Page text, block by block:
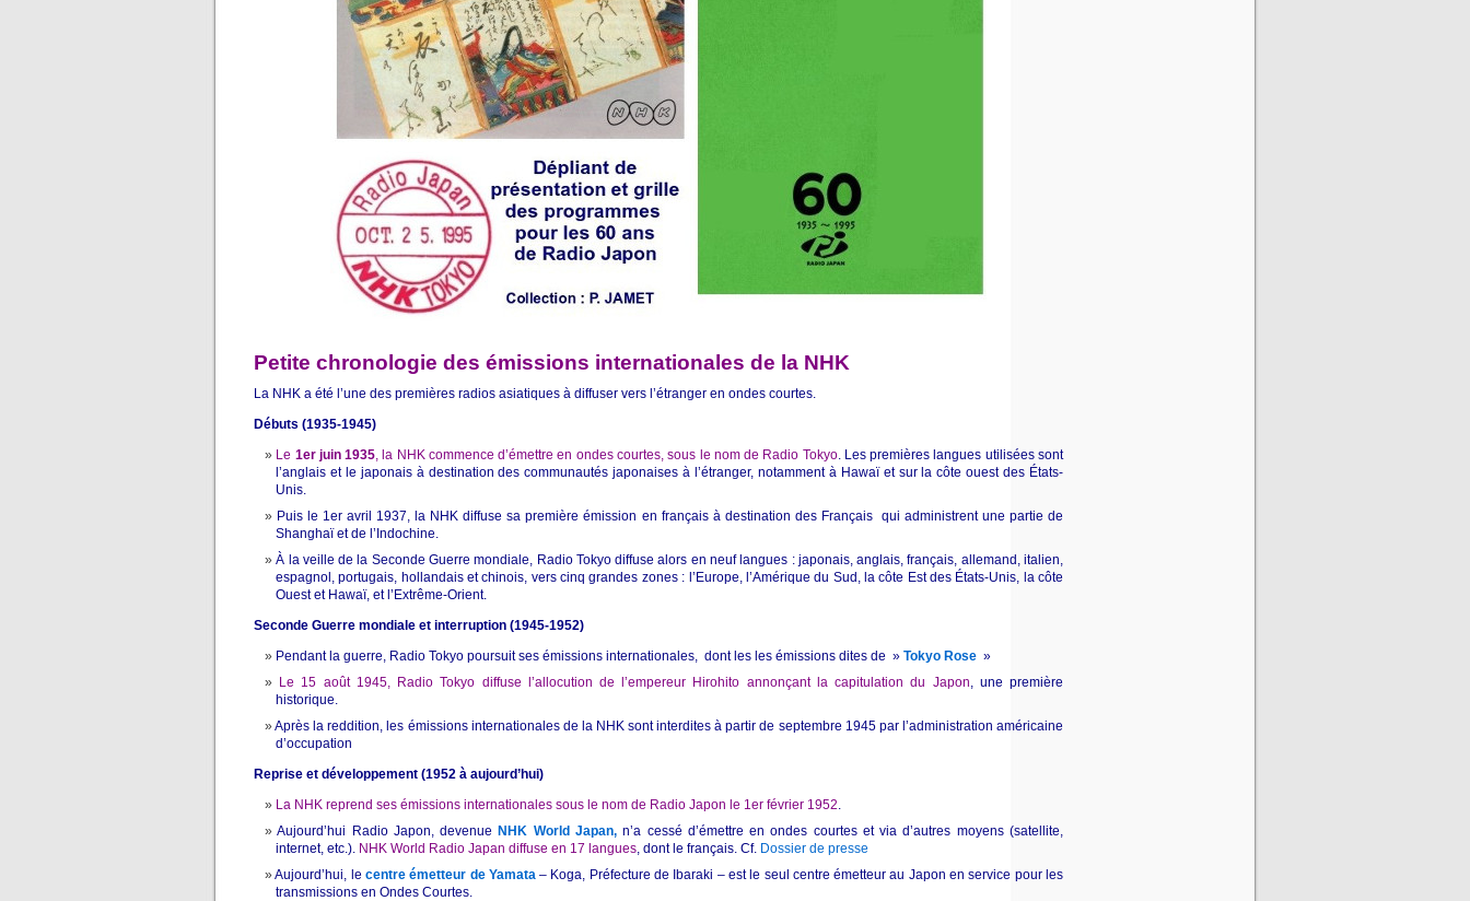
Petite chronologie des émissions internationales de la NHK
La NHK a été l’une des premières radios asiatiques à diffuser vers l’étranger en ondes courtes.
Débuts (1935-1945)
Le 1er juin 1935, la NHK commence d’émettre en ondes courtes, sous le nom de Radio Tokyo. Les premières langues utilisées sont
l’anglais et le japonais à destination des communautés japonaises à l’étranger, notamment à Hawaï et sur la côte ouest des États-
Unis.
Puis le 1er avril 1937, la NHK diffuse sa première émission en français à destination des Français qui administrent une partie de
Shanghaï et de l’Indochine.
À la veille de la Seconde Guerre mondiale, Radio Tokyo diffuse alors en neuf langues : japonais, anglais, français, allemand, italien,
espagnol, portugais, hollandais et chinois, vers cinq grandes zones : l’Europe, l’Amérique du Sud, la côte Est des États-Unis, la côte
Ouest et Hawaï, et l’Extrême-Orient.
Seconde Guerre mondiale et interruption (1945-1952)
Pendant la guerre, Radio Tokyo poursuit ses émissions internationales, dont les les émissions dites de » Tokyo Rose »
Le 15 août 1945, Radio Tokyo diffuse l’allocution de l’empereur Hirohito annonçant la capitulation du Japon, une première
historique.
Après la reddition, les émissions internationales de la NHK sont interdites à partir de septembre 1945 par l’administration américaine
d’occupation
Reprise et développement (1952 à aujourd’hui)
La NHK reprend ses émissions internationales sous le nom de Radio Japon le 1er février 1952.
Aujourd’hui Radio Japon, devenue NHK World Japan,n’a cessé d’émettre en ondes courtes et via d’autres moyens (satellite,
internet, etc.). NHK World Radio Japan diffuse en 17 langues, dont le français. Cf. Dossier de presse
Aujourd’hui, le centre émetteur de Yamata– Koga, Préfecture de Ibaraki – est le seul centre émetteur au Japon en service pour les
transmissions en Ondes Courtes.